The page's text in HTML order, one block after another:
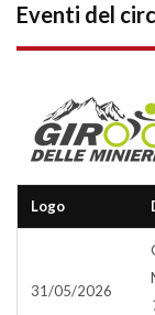
Eventi del
Logo
31/05/2026